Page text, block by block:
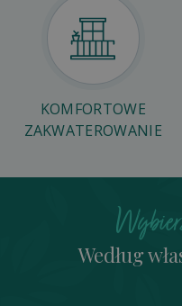
KOMFORTOWE
ZAKWATEROWANIE
Według